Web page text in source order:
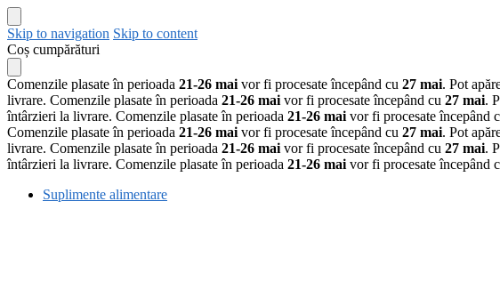
Skip to navigation Skip to content
Coș cumpărături
Comenzile plasate în perioada 21-26 mai vor fi procesate începând cu 27 mai. Pot
livrare. Comenzile plasate în perioada 21-26 mai vor fi procesate începând cu 27 mai.
întârzieri la livrare. Comenzile plasate în perioada 21-26 mai vor fi procesate începând
Comenzile plasate în perioada 21-26 mai vor fi procesate începând cu 27 mai. Pot
livrare. Comenzile plasate în perioada 21-26 mai vor fi procesate începând cu 27 mai.
întârzieri la livrare. Comenzile plasate în perioada 21-26 mai vor fi procesate începând
Suplimente alimentare